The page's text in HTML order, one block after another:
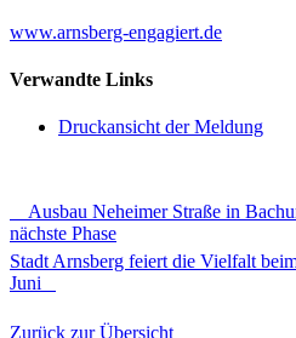
www.arnsberg-engagiert.de
Verwandte Links
Druckansicht der Meldung
Ausbau Neheimer Straße in
nächste Phase
Stadt Arnsberg feiert die Vielfalt
Juni
Zurück zur Übersicht